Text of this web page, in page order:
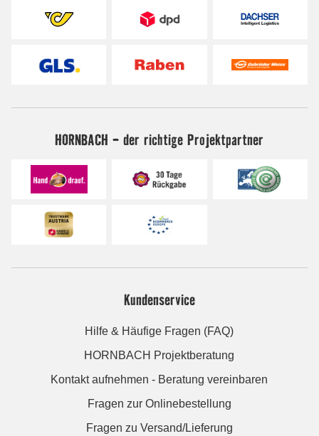
HORNBACH - der richtige Projektpartner
Kundenservice
Hilfe & Häufige Fragen (FAQ)
HORNBACH Projektberatung
Kontakt aufnehmen - Beratung vereinbaren
Fragen zur Onlinebestellung
Fragen zu Versand/Lieferung